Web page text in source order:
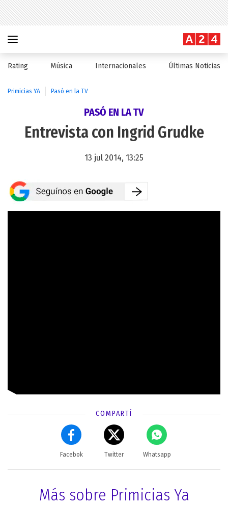
Rating Música Internacionales Últimas Noticias
Primicias YA Pasó en la TV
PASÓ EN LA TV
Entrevista con Ingrid Grudke
13 jul 2014, 13:25
COMPARTÍ
Facebok Twitter Whatsapp
Más sobre Primicias Ya